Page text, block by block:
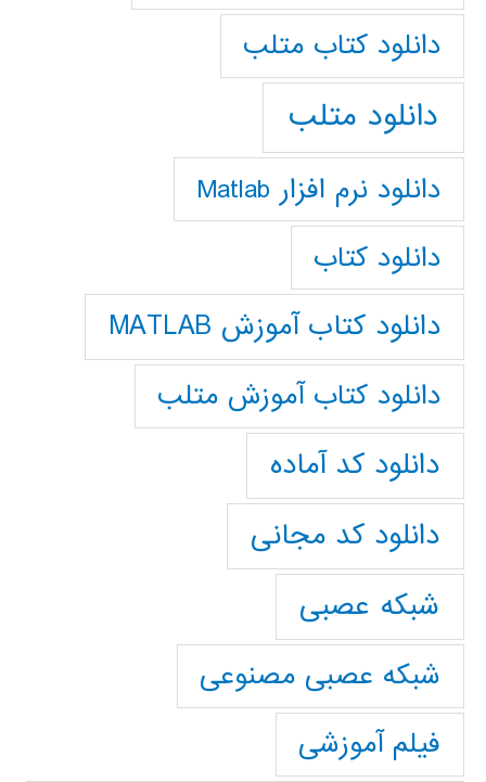
دانلود كتاب متلب
دانلود متلب
دانلود نرم افزار Matlab
دانلود کتاب
دانلود کتاب آموزش MATLAB
دانلود کتاب آموزش متلب
دانلود کد آماده
دانلود کد مجانی
شبکه عصبی
شبکه عصبی مصنوعی
فیلم آموزشی